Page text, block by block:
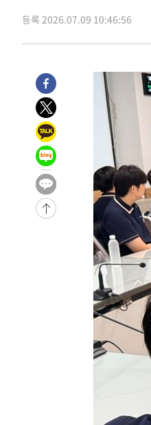
4시간 전 >손흥민, 5경기 연속
6시간 전 >내일까지 39도 '펄
-14251초 전 >
[속보] 뉴욕증
-13044초 전 >
축구협회, 15년
-11729초 전 >
경찰, '홍명보는
44분 전 >
[속보]합참 "北 발사
48분 전 >
日방위성, 北이 동해
1시간 전 >
[속보] SKT, 에이
1시간 전 >
[속보]합참 "북, 동
1시간 전 >
'낮 최고 39도' 불볕
[속보]7~9일 프로
"韓 외환시장 개입
'월드컵 탈락 후폭
서울 낮 37.9도, 올
[속보]종합특검, 대
[속보]코스닥,
[속보]코스피,
[속보]원·달러 환
"여기 떨어졌다"…
손흥민, 5경기 연속
등록 2026.07.09 10:46:56